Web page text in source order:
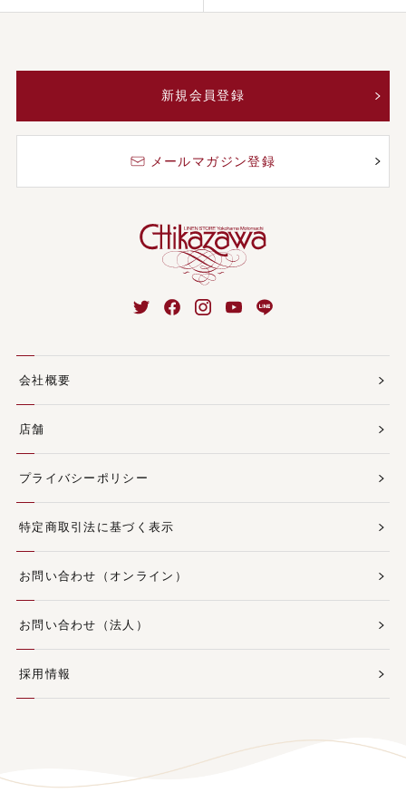
新規会員登録
メールマガジン登録
会社概要
店舗
プライバシーポリシー
特定商取引法に基づく表示
お問い合わせ（オンライン）
お問い合わせ（法人）
採用情報